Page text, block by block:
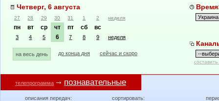
Четверг, 6 августа
27 28 29 30 31 1 2 неделя
пн вт ср чт пт сб вс
3 4 5 6 7 8 9 неделя
на весь день до конца дня сейчас и скоро
телепрограмма познавательные
описания передач:
сортировать: